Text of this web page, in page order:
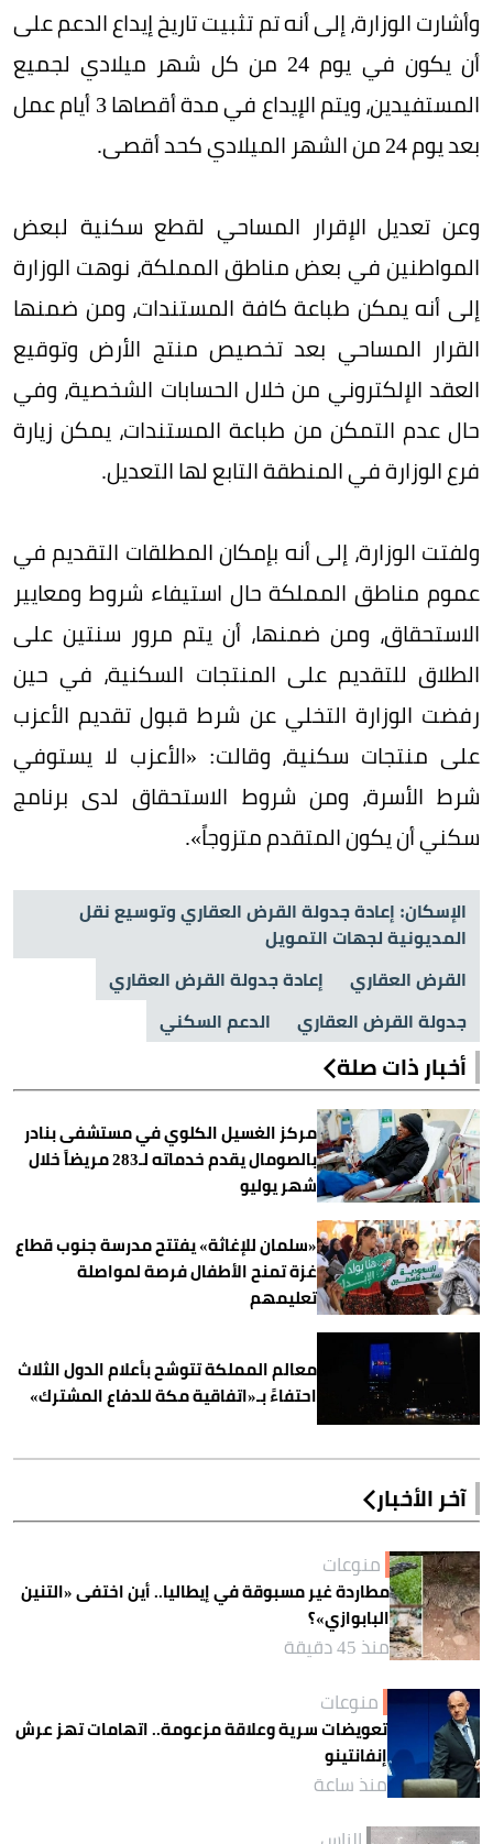
وأشارت الوزارة، إلى أنه تم تثبيت تاريخ إيداع الدعم على
أن يكون في يوم 24 من كل شهر ميلادي لجميع
المستفيدين، ويتم الإيداع في مدة أقصاها 3 أيام عمل
بعد يوم 24 من الشهر الميلادي كحد أقصى.
وعن تعديل الإقرار المساحي لقطع سكنية لبعض
المواطنين في بعض مناطق المملكة، نوهت الوزارة
إلى أنه يمكن طباعة كافة المستندات، ومن ضمنها
القرار المساحي بعد تخصيص منتج الأرض وتوقيع
العقد الإلكتروني من خلال الحسابات الشخصية، وفي
حال عدم التمكن من طباعة المستندات، يمكن زيارة
فرع الوزارة في المنطقة التابع لها التعديل.
ولفتت الوزارة، إلى أنه بإمكان المطلقات التقديم في
عموم مناطق المملكة حال استيفاء شروط ومعايير
الاستحقاق، ومن ضمنها، أن يتم مرور سنتين على
الطلاق للتقديم على المنتجات السكنية، في حين
رفضت الوزارة التخلي عن شرط قبول تقديم الأعزب
على منتجات سكنية، وقالت: «الأعزب لا يستوفي
شرط الأسرة، ومن شروط الاستحقاق لدى برنامج
سكني أن يكون المتقدم متزوجاً».
الإسكان: إعادة جدولة القرض العقاري وتوسيع نقل
المديونية لجهات التمويل
القرض العقاري
إعادة جدولة القرض العقاري
جدولة القرض العقاري
الدعم السكني
أخبار ذات صلة
مركز الغسيل الكلوي في مستشفى بنادر
بالصومال يقدم خدماته لـ283 مريضاً خلال
شهر يوليو
«سلمان للإغاثة» يفتتح مدرسة جنوب قطاع
غزة تمنح الأطفال فرصة لمواصلة
تعليمهم
معالم المملكة تتوشح بأعلام الدول الثلاث
احتفاءً بـ«اتفاقية مكة للدفاع المشترك»
آخر الأخبار
منوعات
مطاردة غير مسبوقة في إيطاليا.. أين اختفى «التنين
البابوازي»؟
منذ 45 دقيقة
منوعات
تعويضات سرية وعلاقة مزعومة.. اتهامات تهز عرش
إنفانتينو
منذ ساعة